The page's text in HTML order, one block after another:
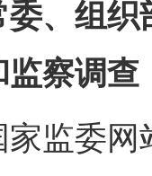
组织
监察调查
委网